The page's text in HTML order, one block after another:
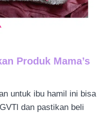
Produk Mama’s
untuk ibu hamil ini bisa
dan pastikan beli